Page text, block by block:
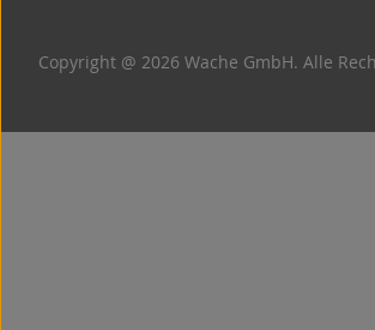
Copyright @ 2026 Wache GmbH. Alle